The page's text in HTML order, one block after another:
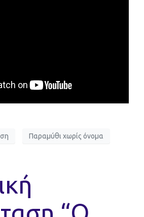
Παραμύθι χωρίς όνομα